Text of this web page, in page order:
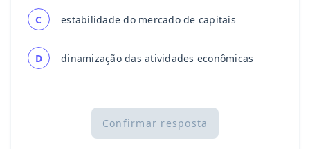
C estabilidade do mercado de capitais
D dinamização das atividades econômicas
Confirmar resposta